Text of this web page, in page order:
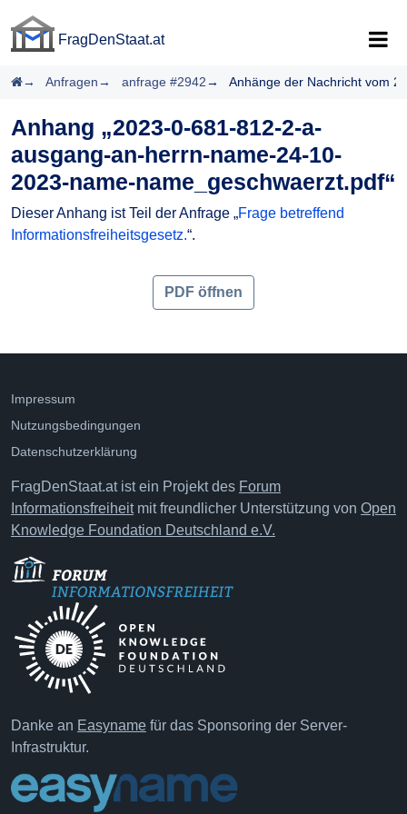
FragDenStaat.at
Startseite
Anfragen anfrage #2942 Anhänge der Nachricht vom
Anhang „2023-0-681-812-2-a-
ausgang-an-herrn-name-24-10-
2023-name-name_geschwaerzt.pdf“
Dieser Anhang ist Teil der Anfrage „Frage betreffend
Informationsfreiheitsgesetz.“.
PDF öffnen
Impressum
Nutzungsbedingungen
Datenschutzerklärung
FragDenStaat.at ist ein Projekt des Forum
Informationsfreiheitmit freundlicher Unterstützung von Open
Knowledge Foundation Deutschland e.V.
Danke an Easyname für das Sponsoring der Server-
Infrastruktur.